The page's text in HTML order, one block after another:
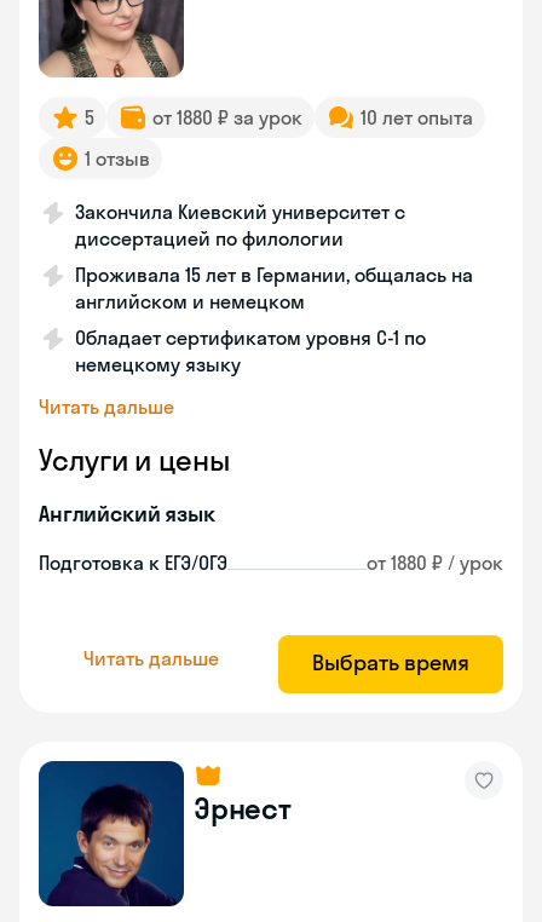
5 от 1880 ₽ за урок
10 лет опыта
1 отзыв
Закончила Киевский университет с
диссертацией по филологии
Проживала 15 лет в Германии, общалась на
английском и немецком
Обладает сертификатом уровня C-1 по
немецкому языку
Читать дальше
Услуги и цены
Английский язык
Подготовка к ЕГЭ/ОГЭ от 1880 ₽ / урок
Читать дальше Выбрать время
Эрнест